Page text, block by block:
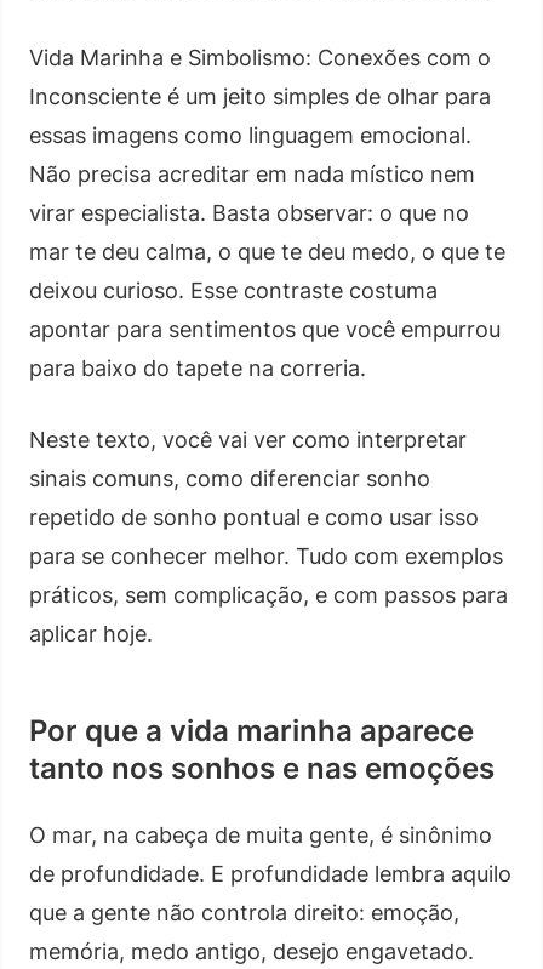
Vida Marinha e Simbolismo: Conexões com o
Inconsciente é um jeito simples de olhar para
essas imagens como linguagem emocional.
Não precisa acreditar em nada místico nem
virar especialista. Basta observar: o que no
mar te deu calma, o que te deu medo, o que te
deixou curioso. Esse contraste costuma
apontar para sentimentos que você empurrou
para baixo do tapete na correria.
Neste texto, você vai ver como interpretar
sinais comuns, como diferenciar sonho
repetido de sonho pontual e como usar isso
para se conhecer melhor. Tudo com exemplos
práticos, sem complicação, e com passos para
aplicar hoje.
Por que a vida marinha aparece
tanto nos sonhos e nas emoções
O mar, na cabeça de muita gente, é sinônimo
de profundidade. E profundidade lembra aquilo
que a gente não controla direito: emoção,
memória, medo antigo, desejo engavetado.